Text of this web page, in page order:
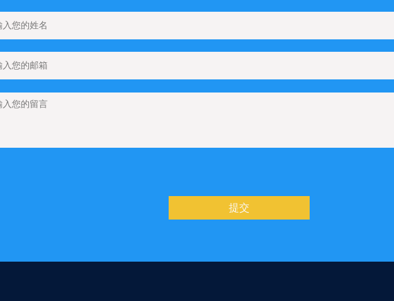
【网站建设】网站上如何配置KakaoTalk在线咨询
【网站建设】网站上如何配置Telegram在线咨询
【网站建设】网站上如何配置Microsoft Teams在线咨询
提交